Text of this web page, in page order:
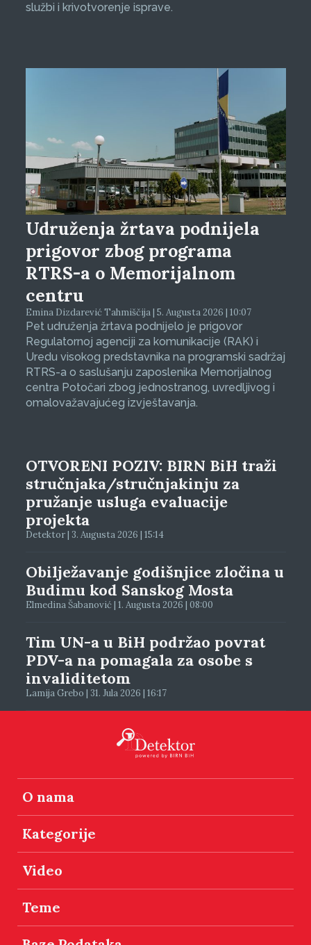
službi i krivotvorenje isprave.
Udruženja žrtava podnijela
prigovor zbog programa
RTRS-a o Memorijalnom
centru
Emina Dizdarević Tahmiščija | 5. Augusta 2026 | 10:07
Pet udruženja žrtava podnijelo je prigovor
Regulatornoj agenciji za komunikacije (RAK) i
Uredu visokog predstavnika na programski sadržaj
RTRS-a o saslušanju zaposlenika Memorijalnog
centra Potočari zbog jednostranog, uvredljivog i
omalovažavajućeg izvještavanja.
OTVORENI POZIV: BIRN BiH traži
stručnjaka/stručnjakinju za
pružanje usluga evaluacije
projekta
Detektor | 3. Augusta 2026 | 15:14
Obilježavanje godišnjice zločina u
Budimu kod Sanskog Mosta
Elmedina Šabanović | 1. Augusta 2026 | 08:00
Tim UN-a u BiH podržao povrat
PDV-a na pomagala za osobe s
invaliditetom
Lamija Grebo | 31. Jula 2026 | 16:17
O nama
Kategorije
Video
Teme